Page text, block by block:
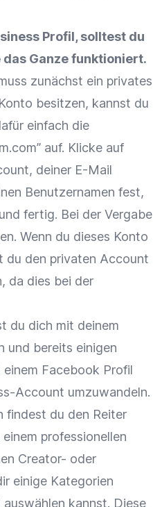
Profil, solltest du
Ganze funktioniert.
zunächst ein privates
besitzen, kannst du
einfach die
auf. Klicke auf
deiner E-Mail
Benutzernamen fest,
fertig. Bei der Vergabe
Wenn du dieses Konto
du den privaten Account
da dies bei der
du dich mit deinem
und bereits einigen
Facebook Profil
Account umzuwandeln.
findest du den Reiter
professionellen
Creator- oder
einige Kategorien
kannst. Diese